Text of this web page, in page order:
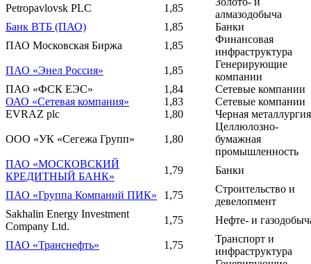
Petropavlovsk PLC 1,85
алмазодобыча
Банк ВТБ (ПАО)
1,85
Банки
ПАО Московская Биржа
1,85
Финансовая
инфраструктура
ПАО «Энел Россия»
1,85
Генерирующие
компании
ПАО «ФСК ЕЭС»
1,84
Сетевые компании
ОАО «Сетевая компания»
1,83
Сетевые компании
EVRAZ plc
1,80 Черная металлургия
ООО «УК «Сегежа Групп» 1,80
Целлюлозно-
бумажная
промышленность
ПАО «МОСКОВСКИЙ
КРЕДИТНЫЙ БАНК»
1,79 Банки
ПАО «Группа Компаний ПИК» 1,75
Строительство и
девелопмент
Sakhalin Energy Investment
Company Ltd.
1,75 Нефте- и
ПАО «Транснефть» 1,75
Транспорт и
инфраструктура